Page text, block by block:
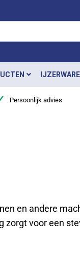
Persoonlijk advies
en andere
zorgt voor een